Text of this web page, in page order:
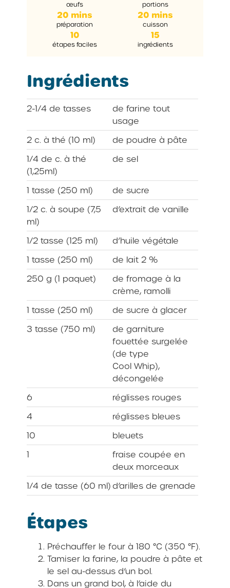
œufs portions
20 mins
préparation
20 mins
cuisson
10
étapes faciles
15
ingrédients
Ingrédients
2-1/4 de tasses
de farine tout
usage
2 c. à thé (10 ml)
de poudre à pâte
1/4 de c. à thé
(1,25ml)
de sel
1 tasse (250 ml)
de sucre
1/2 c. à soupe (7,5
ml)
d’extrait de vanille
1/2 tasse (125 ml)
d’huile végétale
1 tasse (250 ml)
de lait 2 %
250 g (1 paquet)
de fromage à la
crème, ramolli
1 tasse (250 ml)
de sucre à glacer
3 tasse (750 ml)
de garniture
fouettée surgelée
(de type
Cool Whip),
décongelée
6
réglisses rouges
4
réglisses bleues
10
bleuets
1
fraise coupée en
deux morceaux
1/4 de tasse (60 ml) d’arilles de grenade
Étapes
Préchauffer le four à 180 °C (350 °F).
Tamiser la farine, la poudre à pâte et
le sel au-dessus d’un bol.
Dans un grand bol, à l’aide du